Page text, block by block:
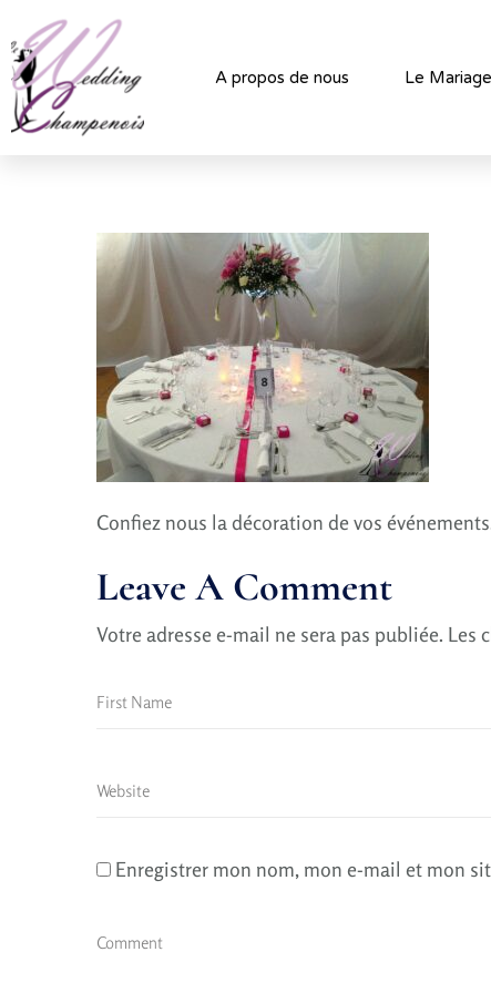
A propos de nous Le Mariage
Confiez nous la décoration de vos
Leave A Comment
Votre adresse e-mail ne sera pas publiée. Les
Enregistrer mon nom, mon e-mail et mon